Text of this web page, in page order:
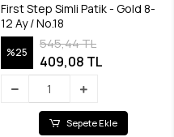
First Step Simli Patik - Gold 8-
12 Ay / No.18
%25
545,44 TL
409,08 TL
Sepete Ekle